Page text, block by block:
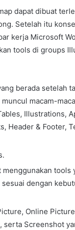
dapat dibuat
Setelah itu
kerja Microsoft
tools di groups
berada setelah
macam-
Illustrations,
Header & Footer,
menggunakan tools
dengan
Online
serta Screenshot